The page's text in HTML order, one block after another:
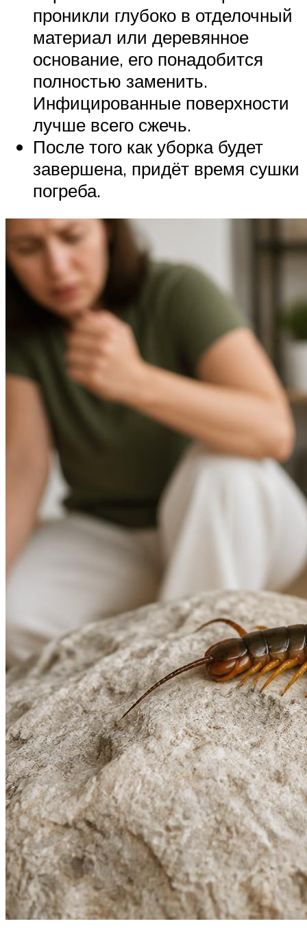
проникли глубоко в отделочный
материал или деревянное
основание, его понадобится
полностью заменить.
Инфицированные поверхности
лучше всего сжечь.
После того как уборка будет
завершена, придёт время сушки
погреба.